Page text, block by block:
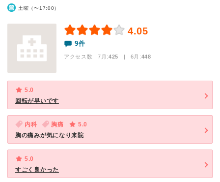
土曜（〜17:00）
4.05
9件
アクセス数 7月:425 | 6月:448
5.0
回転が早いです
内科 胸痛
5.0
胸の痛みが気になり来院
5.0
すごく良かった